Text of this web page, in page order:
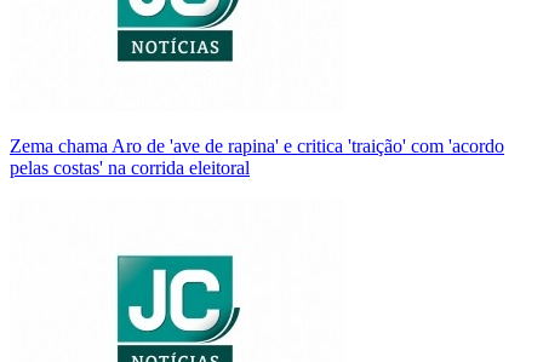
Zema chama Aro de 'ave de rapina' e critica 'traição' com 'acordo
pelas costas' na corrida eleitoral